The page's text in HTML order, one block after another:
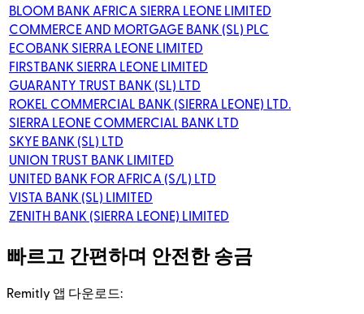
BLOOM BANK AFRICA SIERRA LEONE LIMITED
COMMERCE AND MORTGAGE BANK (SL) PLC
ECOBANK SIERRA LEONE LIMITED
FIRSTBANK SIERRA LEONE LIMITED
GUARANTY TRUST BANK (SL) LTD
ROKEL COMMERCIAL BANK (SIERRA LEONE) LTD.
SIERRA LEONE COMMERCIAL BANK LTD
SKYE BANK (SL) LTD
UNION TRUST BANK LIMITED
UNITED BANK FOR AFRICA (S/L) LTD
VISTA BANK (SL) LIMITED
ZENITH BANK (SIERRA LEONE) LIMITED
빠르고 간편하며 안전한 송금
Remitly 앱 다운로드: